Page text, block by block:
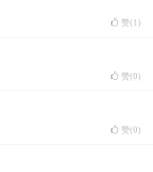
赞(1 )
赞(0)
赞(0)